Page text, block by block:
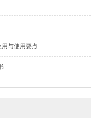
与使用要点